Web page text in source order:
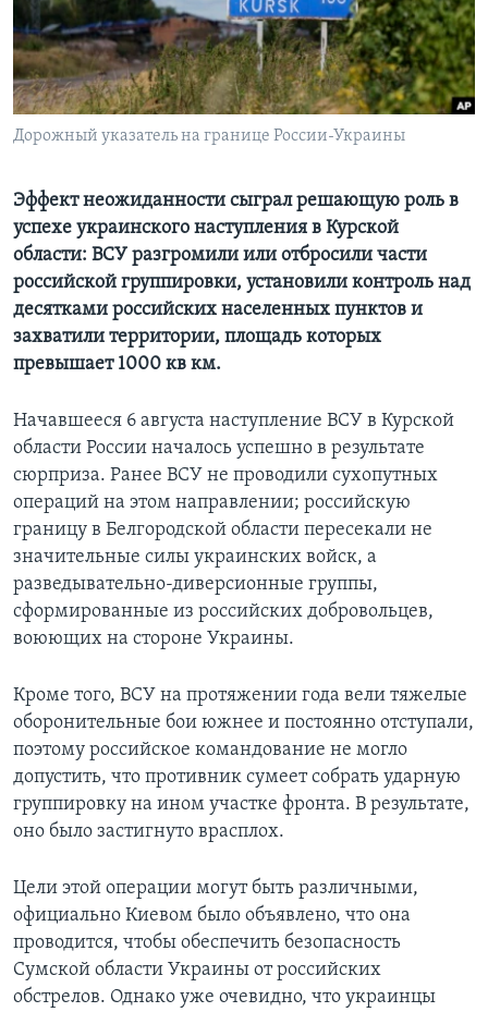
Learning English
СОЦИАЛЬНЫЕ СЕТИ
Языки
Дорожный указатель на границе России-Украины
Эффект неожиданности сыграл решающую роль в
успехе украинского наступления в Курской
области: ВСУ разгромили или отбросили части
российской группировки, установили контроль над
десятками российских населенных пунктов и
захватили территории, площадь которых
превышает 1000 кв км.
Начавшееся 6 августа наступление ВСУ в Курской
области России началось успешно в результате
сюрприза. Ранее ВСУ не проводили сухопутных
операций на этом направлении; российскую
границу в Белгородской области пересекали не
значительные силы украинских войск, а
разведывательно-диверсионные группы,
сформированные из российских добровольцев,
воюющих на стороне Украины.
Кроме того, ВСУ на протяжении года вели тяжелые
оборонительные бои южнее и постоянно отступали,
поэтому российское командование не могло
допустить, что противник сумеет собрать ударную
группировку на ином участке фронта. В результате,
оно было застигнуто врасплох.
Цели этой операции могут быть различными,
официально Киевом было объявлено, что она
проводится, чтобы обеспечить безопасность
Сумской области Украины от российских
обстрелов. Однако уже очевидно, что украинцы